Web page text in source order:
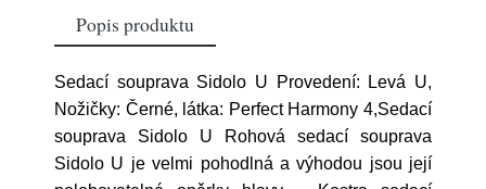
Popis produktu
Sedací souprava Sidolo U Provedení: Levá U,
Nožičky: Černé, látka: Perfect Harmony 4,Sedací
souprava Sidolo U Rohová sedací souprava
Sidolo U je velmi pohodlná a výhodou jsou její